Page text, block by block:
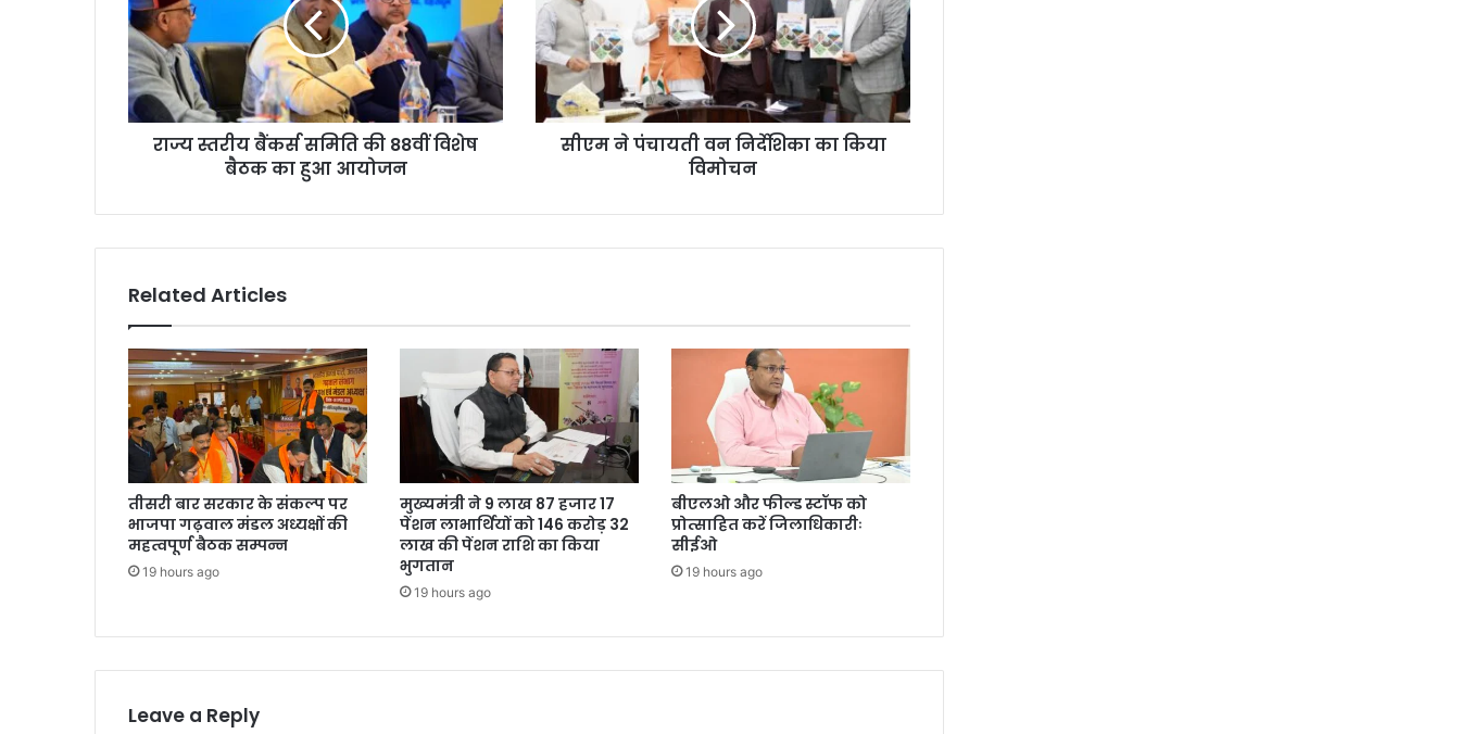
राज्य स्तरीय बैंकर्स समिति की 88वीं विशेष
बैठक का हुआ आयोजन
सीएम ने पंचायती वन निर्देशिका का किया
विमोचन
Related Articles
तीसरी बार सरकार के संकल्प पर
भाजपा गढ़वाल मंडल अध्यक्षों की
महत्वपूर्ण बैठक सम्पन्न
19 hours ago
मुख्यमंत्री ने 9 लाख 87 हजार 17
पेंशन लाभार्थियों को 146 करोड़ 32
लाख की पेंशन राशि का किया
भुगतान
19 hours ago
बीएलओ और फील्ड स्टॉफ को
प्रोत्साहित करें जिलाधिकारीः
सीईओ
19 hours ago
Leave a Reply